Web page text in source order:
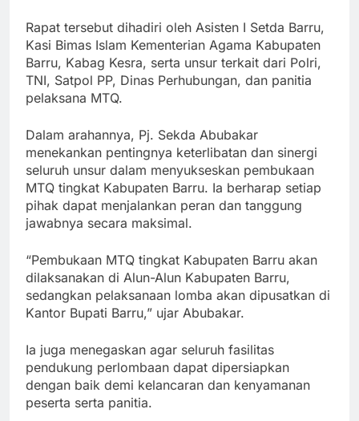
Rapat tersebut dihadiri oleh Asisten I Setda Barru,
Kasi Bimas Islam Kementerian Agama Kabupaten
Barru, Kabag Kesra, serta unsur terkait dari Polri,
TNI, Satpol PP, Dinas Perhubungan, dan panitia
pelaksana MTQ.
Dalam arahannya, Pj. Sekda Abubakar
menekankan pentingnya keterlibatan dan sinergi
seluruh unsur dalam menyukseskan pembukaan
MTQ tingkat Kabupaten Barru. Ia berharap setiap
pihak dapat menjalankan peran dan tanggung
jawabnya secara maksimal.
“Pembukaan MTQ tingkat Kabupaten Barru akan
dilaksanakan di Alun-Alun Kabupaten Barru,
sedangkan pelaksanaan lomba akan dipusatkan di
Kantor Bupati Barru,” ujar Abubakar.
Ia juga menegaskan agar seluruh fasilitas
pendukung perlombaan dapat dipersiapkan
dengan baik demi kelancaran dan kenyamanan
peserta serta panitia.